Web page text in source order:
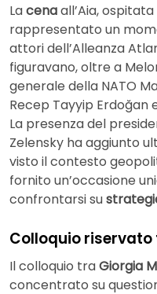
Lacenaall’Aia,
rappresentato un
attori dell’Alleanza
figuravano, oltre a
generale della NATO
Recep Tayyip Erdoğan
La presenza del
Zelensky ha aggiunto
visto il contesto
fornito un’occasione
confrontarsi su
Colloquio riservato
Il colloquio traGiorgia
concentrato su